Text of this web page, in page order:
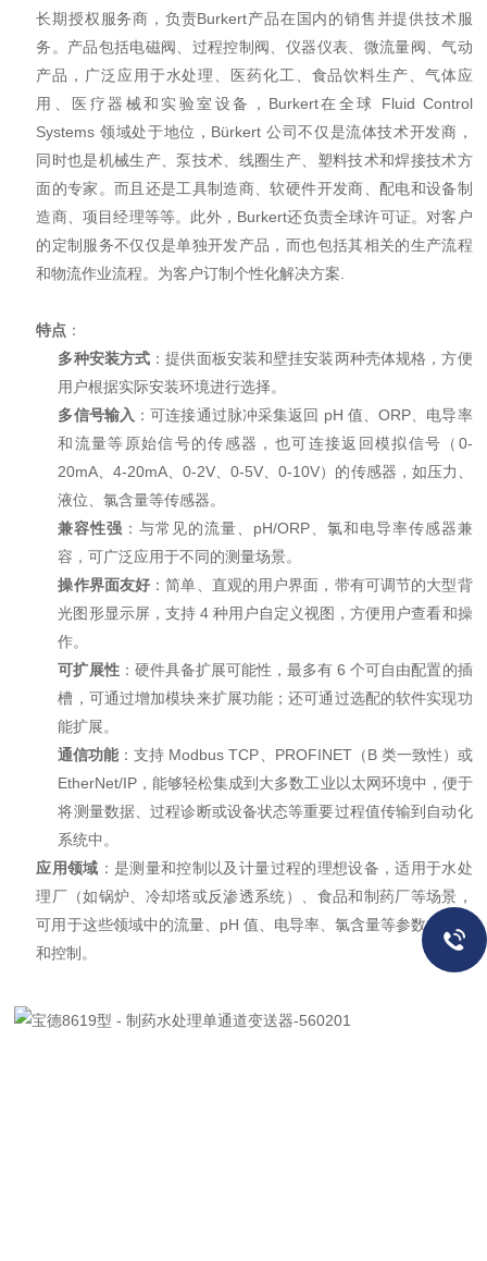
长期授权服务商，负责Burkert产品在国内的销售并提供技术服
务。产品包括电磁阀、过程控制阀、仪器仪表、微流量阀、气动
产品，广泛应用于水处理、医药化工、食品饮料生产、气体应
用、医疗器械和实验室设备，Burkert在全球 Fluid Control
Systems 领域处于地位，Bürkert 公司不仅是流体技术开发商，
同时也是机械生产、泵技术、线圈生产、塑料技术和焊接技术方
面的专家。而且还是工具制造商、软硬件开发商、配电和设备制
造商、项目经理等等。此外，Burkert还负责全球许可证。对客户
的定制服务不仅仅是单独开发产品，而也包括其相关的生产流程
和物流作业流程。为客户订制个性化解决方案.
特点 ：
多种安装方式 ：提供面板安装和壁挂安装两种壳体规格，方便
用户根据实际安装环境进行选择。
多信号输入 ：可连接通过脉冲采集返回 pH 值、ORP、电导率
和流量等原始信号的传感器，也可连接返回模拟信号（0-
20mA、4-20mA、0-2V、0-5V、0-10V）的传感器，如压力、
液位、氯含量等传感器。
兼容性强 ：与常见的流量、pH/ORP、氯和电导率传感器兼
容，可广泛应用于不同的测量场景。
操作界面友好 ：简单、直观的用户界面，带有可调节的大型背
光图形显示屏，支持 4 种用户自定义视图，方便用户查看和操
作。
可扩展性：硬件具备扩展可能性，最多有 6 个可自由配置的插
槽，可通过增加模块来扩展功能；还可通过选配的软件实现功
能扩展。
通信功能：支持 Modbus TCP、PROFINET（B 类一致性）或
EtherNet/IP，能够轻松集成到大多数工业以太网环境中，便于
将测量数据、过程诊断或设备状态等重要过程值传输到自动化
系统中。
应用领域 ：是测量和控制以及计量过程的理想设备，适用于水处
理厂（如锅炉、冷却塔或反渗透系统）、食品和制药厂等场景，
可用于这些领域中的流量、pH 值、电导率、氯含量等参数的测量
和控制。